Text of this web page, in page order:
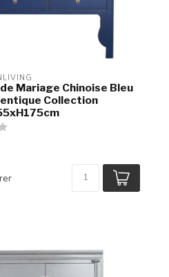
Mariage Chinoise Bleu
Collection